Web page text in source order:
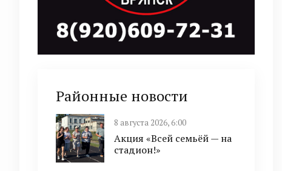
Районные новости
8 августа 2026, 6:00
Акция «Всей семьёй — на
стадион!»